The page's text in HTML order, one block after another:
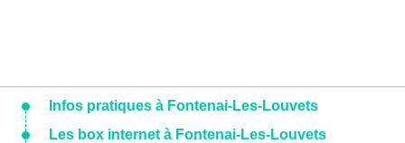
Infos pratiques à Fontenai-Les-Louvets
Les box internet à Fontenai-Les-Louvets